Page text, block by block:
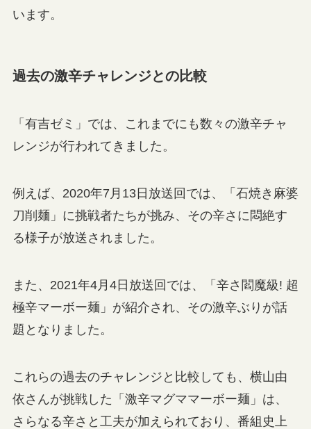
います。
過去の激辛チャレンジとの比較
「有吉ゼミ」では、これまでにも数々の激辛チャ
レンジが行われてきました。
例えば、2020年7月13日放送回では、「石焼き麻婆
刀削麺」に挑戦者たちが挑み、その辛さに悶絶す
る様子が放送されました。
また、2021年4月4日放送回では、「辛さ閻魔級! 超
極辛マーボー麺」が紹介され、その激辛ぶりが話
題となりました。
これらの過去のチャレンジと比較しても、横山由
依さんが挑戦した「激辛マグママーボー麺」は、
さらなる辛さと工夫が加えられており、番組史上